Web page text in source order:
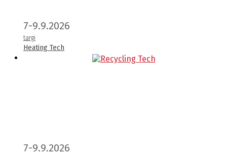
7-9.9.2026
targi
Heating Tech
7-9.9.2026